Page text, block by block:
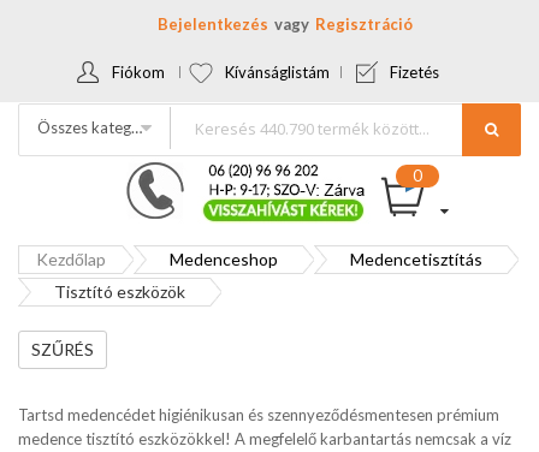
Bejelentkezés Regisztráció
Fiókom Kívánságlistám Fizetés
Összes kategória
Kezdőlap Medenceshop
Medencetisztítás
Tisztító eszközök
Tartsd medencédet higiénikusan és szennyeződésmentesen prémium
medence tisztító eszközökkel! A megfelelő karbantartás nemcsak a víz
SZŰRÉS